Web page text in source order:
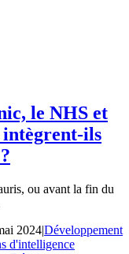
le NHS et
intègrent-ils
ou avant la fin du
2024|Développement
d'intelligence